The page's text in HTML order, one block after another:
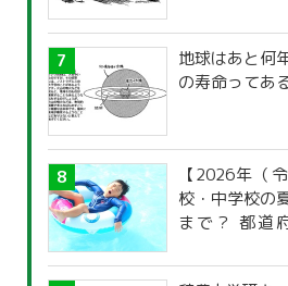
地球はあと何
の寿命ってあ
【2026年（
校・中学校の
まで？ 都道